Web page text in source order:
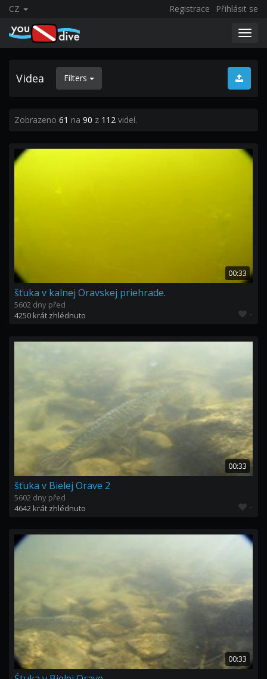
CZ Registrace Přihlásit se
Videa Filters
Zobrazeno 61 na 90 z 112 videí.
00:33
šťuka v kalnej Oravskej priehrade.
5602 dny před
4250 krát zhlédnuto
-
00:33
šťuka v Bielej Orave 2
5602 dny před
4642 krát zhlédnuto
-
00:33